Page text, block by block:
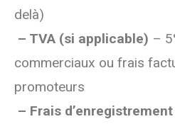
delà)
– TVA (si applicable) –
commerciaux ou frais
promoteurs
– Frais